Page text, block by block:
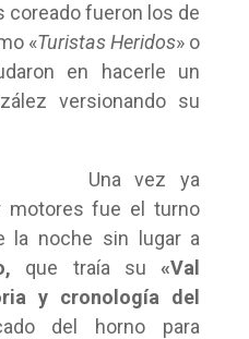
coreado fueron los de
«Turistas Heridos» o
en hacerle un
versionando su
Una vez ya
motores fue el turno
la noche sin lugar a
que traía su«Val
y cronología del
del horno para